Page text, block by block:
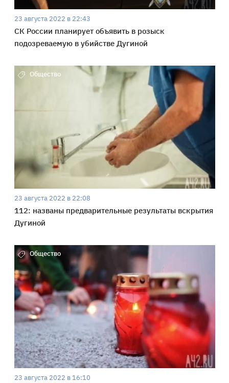
23 августа 2022 в 22:43
СК России планирует объявить в розыск
подозреваемую в убийстве Дугиной
Общество
23 августа 2022 в 22:08
112: названы предварительные результаты вскрытия
Дугиной
Общество
23 августа 2022 в 16:10